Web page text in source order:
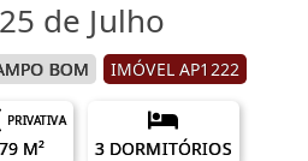
de Julho
BOM IMÓVEL AP1222
PRIVATIVA
M² 3 DORMITÓRIOS